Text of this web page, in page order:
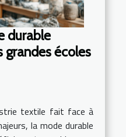
durable
écoles
textile fait face à
la mode durable